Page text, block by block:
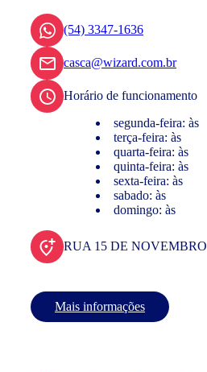
(54) 3347-1636
casca@wizard.com.br
Horário de funcionamento
segunda-feira: às
terça-feira: às
quarta-feira: às
quinta-feira: às
sexta-feira: às
sabado: às
domingo: às
RUA 15 DE NOVEMBRO
Mais informações